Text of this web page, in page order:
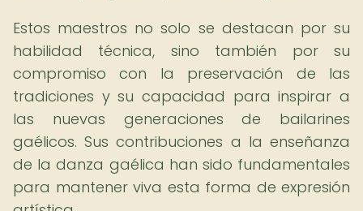
Estos maestros no solo se destacan por su
habilidad técnica, sino también por su
compromiso con la preservación de las
tradiciones y su capacidad para inspirar a
las nuevas generaciones de bailarines
gaélicos. Sus contribuciones a la enseñanza
de la danza gaélica han sido fundamentales
para mantener viva esta forma de expresión